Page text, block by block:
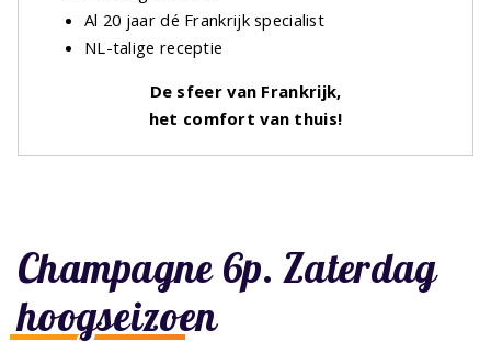
Champagne 6p. Zaterdag
hoogseizoen
Al 20 jaar dé Frankrijk specialist
NL-talige receptie
De sfeer van Frankrijk,
het comfort van thuis!